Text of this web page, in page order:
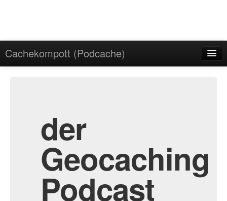
Cachekompott (Podcache)
der
Geocaching
Podcast